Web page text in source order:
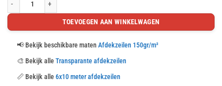
Semi-transparant afdekzeil 6x10m 150gr/m² met ringen aantal
TOEVOEGEN AAN WINKELWAGEN
📢 Bekijk beschikbare maten Afdekzeilen 150gr/m²
🎨 Bekijk alleTransparante afdekzeilen
📏 Bekijk alle6x10 meter afdekzeilen